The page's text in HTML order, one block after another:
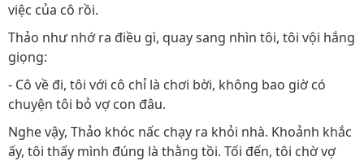
việc của cô rồi.
Thảo như nhớ ra điều gì, quay sang nhìn tôi, tôi vội hắng
giọng:
- Cô về đi, tôi với cô chỉ là chơi bời, không bao giờ có
chuyện tôi bỏ vợ con đâu.
Nghe vậy, Thảo khóc nấc chạy ra khỏi nhà. Khoảnh khắc
ấy, tôi thấy mình đúng là thằng tồi. Tối đến, tôi chờ vợ